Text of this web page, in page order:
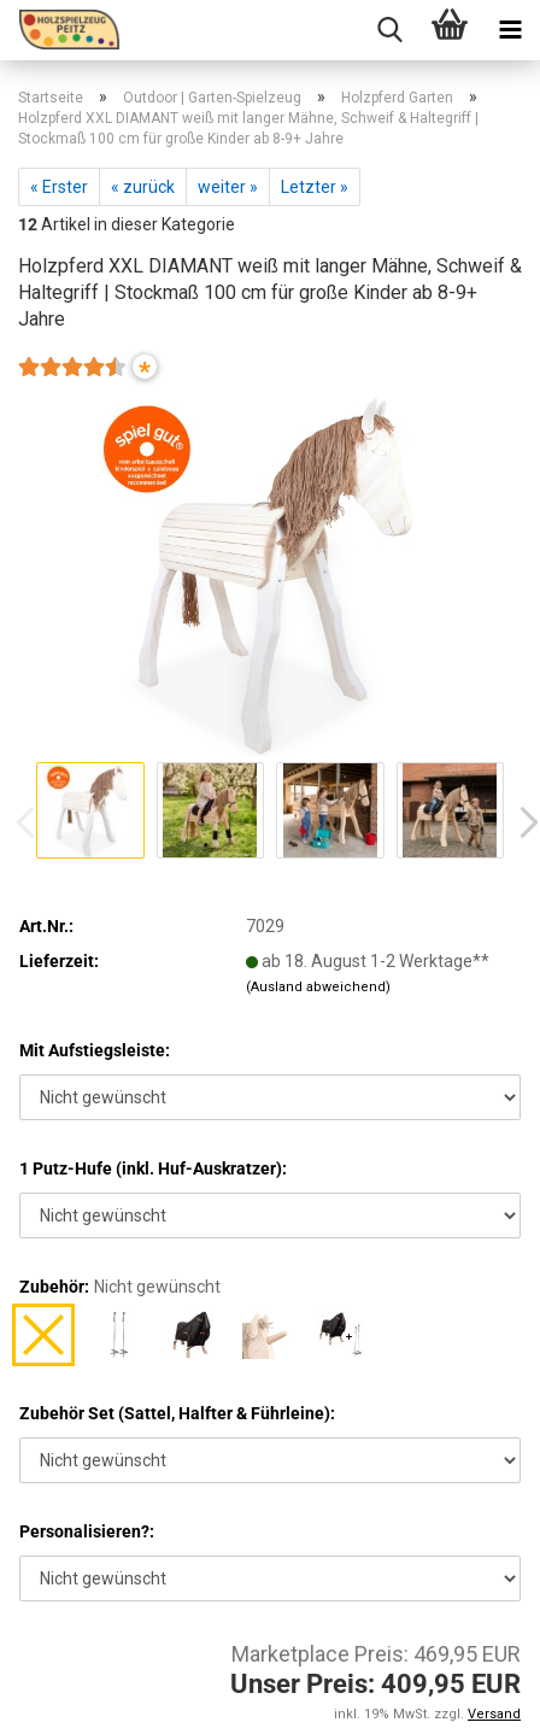
Startseite » Outdoor | Garten-Spielzeug » Holzpferd Garten »
Holzpferd XXL DIAMANT weiß mit langer Mähne, Schweif & Haltegriff |
Stockmaß 100 cm für große Kinder ab 8-9+ Jahre
« Erster « zurück weiter »
Letzter »
12Artikel in dieser Kategorie
Holzpferd XXL DIAMANT weiß mit langer Mähne, Schweif &
Haltegriff | Stockmaß 100 cm für große Kinder ab 8-9+
Jahre
*
Art.Nr.:
7029
Lieferzeit:
ab 18. August 1-2 Werktage**
(Ausland abweichend)
Mit Aufstiegsleiste:
1 Putz-Hufe (inkl. Huf-Auskratzer):
Zubehör: Nicht gewünscht
Zubehör Set (Sattel, Halfter & Führleine):
Personalisieren?:
Marketplace Preis: 469,95 EUR
Unser Preis: 409,95 EUR
inkl. 19% MwSt. zzgl. Versand